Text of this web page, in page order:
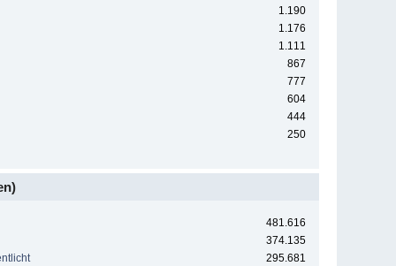
1.190
1.176
1.111
867
777
604
444
250
481.616
374.135
295.681